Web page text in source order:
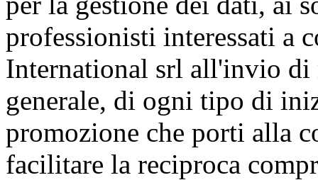
professionisti interessati a
International srl all'invio
generale, di ogni tipo di
promozione che porti alla
facilitare la reciproca